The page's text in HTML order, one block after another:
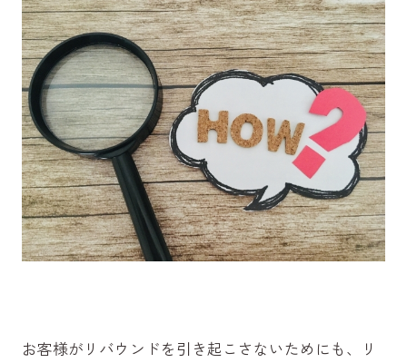
お客様がリバウンドを引き起こさないためにも、リ